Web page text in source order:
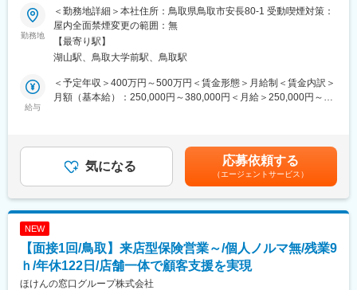
駅、西船橋駅、京成船橋駅、本八幡駅(都営線)、東京ディズニーラ
ンド・ステーション駅、中埠頭駅、山陽姫路駅、新長田駅、山陽
明石駅、西線１１条駅、三島広小路駅、工機前駅、佐貫駅、草津
南駅、鷹野橋駅、七条駅、名取駅、西松本駅、名鉄岐阜駅、中央
駅、人吉温泉駅、高見橋駅、美栄橋駅、古島駅、旭橋駅、上栄町
駅、生駒駅、浦上駅前駅、弘前東高前駅、津軽五所川原駅、金沢
駅、矢場町駅、栄町駅(愛知県)、新津田沼駅、ハーバーランド駅、
呉服町駅(福岡県)、新那加駅、桜島桟橋通駅、新王寺駅、長崎駅前
駅、日田市役所前駅、福井駅、日比谷駅、後楽園駅、出屋敷駅、
成関屋駅、東京駅、築地市場駅、泉岳寺駅、曳舟駅、神田駅(東京
駅、四天王寺前夕陽ケ丘駅、大国町駅、川越市駅、蒲生駅、東海
神駅、鬼越駅、リゾートゲートウェイ・ステーション駅、医療セ
ンター駅、高速長田駅、西新町駅、西線６条駅、広電本社前駅、
東宿郷駅、鹿児島中央駅、壺川駅、安里駅、宝山寺駅、原爆資料
変更の範囲：会社の定める業務
■業務内容：
自動車整備、車検、点検、修理等
■詳細：
お客様への整備内容の報告など接客（基本は営業担当が窓口とな
ります。）
制服支給(要相談：ご自身の使っているもの)、冷暖房完備(スポッ
■採用背景
現在、自動車整備士2名(社長、検査員)体制となっており、取引顧
■組織構成
10代～40代の幅広い年齢の方が3名勤めていらっしゃり、和やか
な雰囲気です。新人教育にも力を入れております！
勤務地
＜勤務地詳細＞本社住所：鳥取県鳥取市安長80-1 受動喫煙対策：
屋内全面禁煙変更の範囲：無
【最寄り駅】
湖山駅、鳥取大学前駅、鳥取駅
給与
＜予定年収＞400万円～500万円＜賃金形態＞月給制＜賃金内訳＞
月額（基本給）：250,000円～380,000円＜月給＞250,000円～
性があります。月給(月額)は固定手当を含めた表記です。
気になる 応募依頼する
（エージェントサービス）
NEW
【面接1回/鳥取】来店型保険営業～/個人ノルマ無/残業9
ｈ/年休122日/店舗一体で顧客支援を実現
ほけんの窓口グループ株式会社